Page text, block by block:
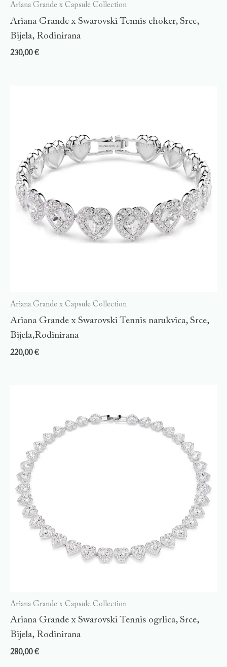
Ariana Grande x Capsule Collection
Ariana Grande x Swarovski Tennis choker, Srce,
Bijela, Rodinirana
230,00€
Ariana Grande x Capsule Collection
Ariana Grande x Swarovski Tennis narukvica, Srce,
Bijela,Rodinirana
220,00€
Ariana Grande x Capsule Collection
Ariana Grande x Swarovski Tennis ogrlica, Srce,
Bijela, Rodinirana
280,00€